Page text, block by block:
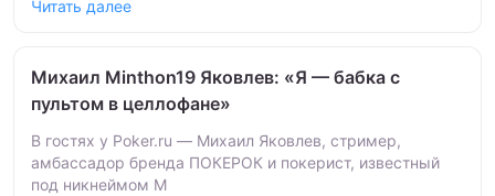
Читать далее
Михаил Minthon19 Яковлев: «Я — бабка с
пультом в целлофане»
В гостях у Poker.ru — Михаил Яковлев, стример,
амбассадор бренда ПОКЕРОК и покерист, известный
под никнеймом M